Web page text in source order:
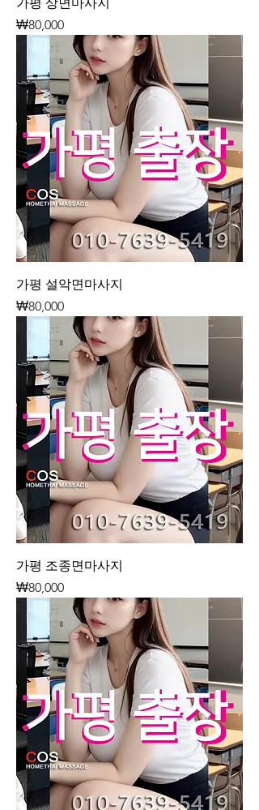
가격
₩80,000
가평 설악면마사지
가격
₩80,000
가평 조종면마사지
가격
₩80,000